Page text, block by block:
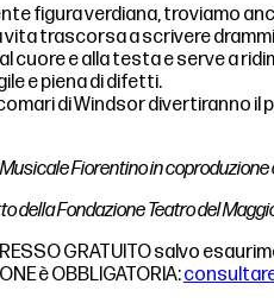
figura verdiana, troviamo
vita trascorsa a scrivere
cuore e alla testa e serve a
e piena di difetti.
di Windsor divertiranno il
Fiorentino in
della Fondazione Teatro del
GRATUITO salvo
è OBBLIGATORIA: